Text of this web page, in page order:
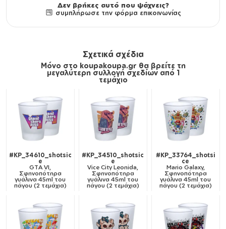
Δεν βρήκες αυτό που ψάχνεις?
συμπλήρωσε την φόρμα επικοινωνίας
Σχετικά σχέδια
Μόνο στο koupakoupa.gr θα βρείτε τη
μεγαλύτερη συλλογή σχεδίων από 1
τεμάχιο
#KP_34610_shotsic
e
GTA VI,
Σφηνοπότηρα
γυάλινα 45ml του
πάγου (2 τεμάχια)
#KP_34510_shotsic
e
Vice City Leonida,
Σφηνοπότηρα
γυάλινα 45ml του
πάγου (2 τεμάχια)
#KP_33764_shotsi
ce
Mario Galaxy,
Σφηνοπότηρα
γυάλινα 45ml του
πάγου (2 τεμάχια)